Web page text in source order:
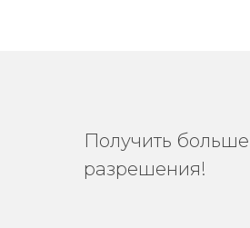
Получить
разрешения!